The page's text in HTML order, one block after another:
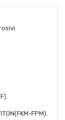
FPM).